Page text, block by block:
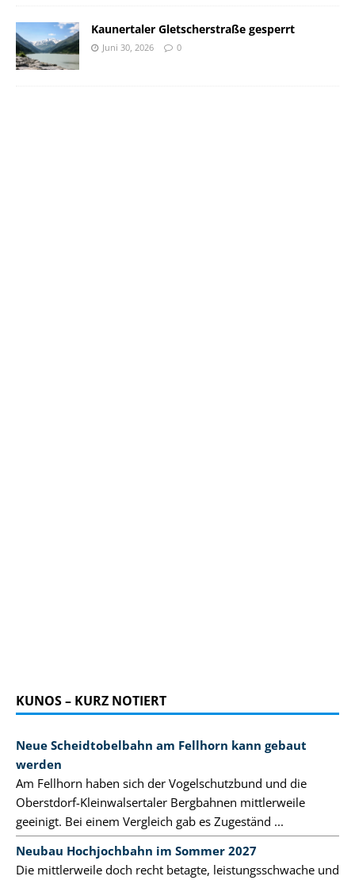
Kaunertaler Gletscherstraße gesperrt
Juni 30, 2026 0
KUNOS – KURZ NOTIERT
Neue Scheidtobelbahn am Fellhorn kann gebaut
werden
Am Fellhorn haben sich der Vogelschutzbund und die
Oberstdorf-Kleinwalsertaler Bergbahnen mittlerweile
geeinigt. Bei einem Vergleich gab es Zugeständ ...
Neubau Hochjochbahn im Sommer 2027
Die mittlerweile doch recht betagte, leistungsschwache und